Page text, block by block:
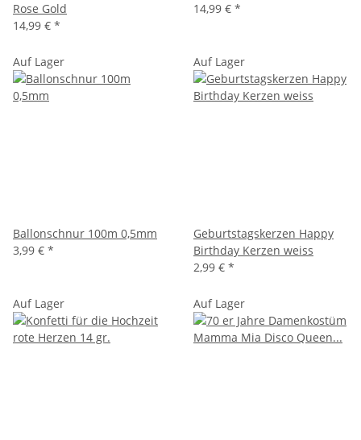
Rose Gold
14,99 € *
14,99 € *
Auf Lager
Ballonschnur 100m 0,5mm
3,99 € *
Auf Lager
Geburtstagskerzen Happy
Birthday Kerzen weiss
2,99 € *
Auf Lager Auf Lager